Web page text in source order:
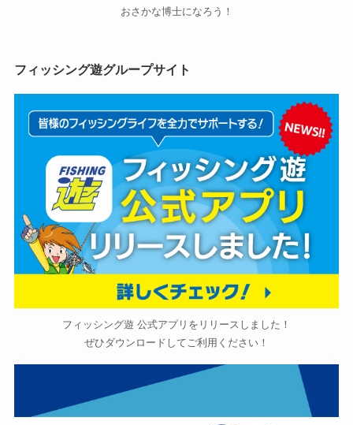
おさかな博士になろう！
フィッシング遊グループサイト
フィッシング遊 公式アプリをリリースしました！
ぜひダウンロードしてご利用ください！